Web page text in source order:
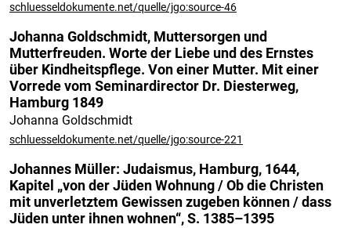
schluesseldokumente.net/quelle/jgo:source-46
Johanna Goldschmidt, Muttersorgen und
Mutterfreuden. Worte der Liebe und des Ernstes
über Kindheitspflege. Von einer Mutter. Mit einer
Vorrede vom Seminardirector Dr. Diesterweg,
Hamburg 1849
Johanna Goldschmidt
schluesseldokumente.net/quelle/jgo:source-221
Johannes Müller: Judaismus, Hamburg, 1644,
Kapitel „von der Jüden Wohnung / Ob die Christen
mit unverletztem Gewissen zugeben können / dass
Jüden unter ihnen wohnen“, S. 1385–1395